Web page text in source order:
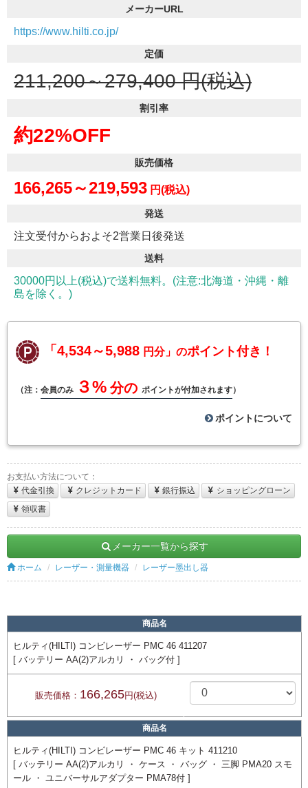
メーカーURL
https://www.hilti.co.jp/
定価
211,200～279,400 円(税込)
割引率
約22%OFF
販売価格
166,265～219,593 円(税込)
発送
注文受付からおよそ2営業日後発送
送料
30000円以上(税込)で送料無料。(注意:北海道・沖縄・離
島を除く。)
「4,534～5,988 円分」のポイント付き！
（注： 会員のみ ３% 分の ポイントが付加されます）
ポイントについて
お支払い方法について：
代金引換
クレジットカード 銀行振込
ショッピングローン
領収書
メーカー一覧から探す
ホーム レーザー・測量機器 レーザー墨出し器
商品名
ヒルティ(HILTI) コンビレーザー PMC 46 411207
[ バッテリー AA(2)アルカリ ・ バッグ付 ]
販売価格： 166,265円(税込)
商品名
ヒルティ(HILTI) コンビレーザー PMC 46 キット 411210
[ バッテリー AA(2)アルカリ ・ ケース ・ バッグ ・ 三脚 PMA20 スモ
ール ・ ユニバーサルアダプター PMA78付 ]